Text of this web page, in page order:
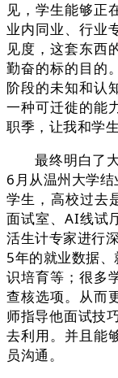
见，学生能够正
业内同业、行业
见度，这套东西
勤奋的标的目的
阶段的未知和认
一种可迁徙的能
职季，让我和学
最终明白了大
6月从温州大学
学生，高校过去
面试室、AI线试
活生计专家进行
5年的就业数据
识培育等；很多
查核选项。从而
师指导他面试技
去利用。并且能
员沟通。